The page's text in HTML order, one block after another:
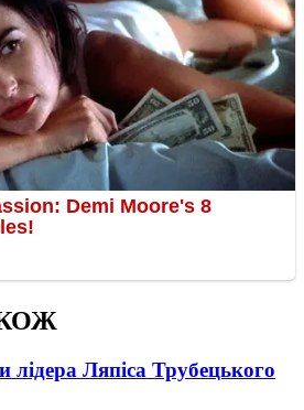
лідера Ляпіса Трубецького